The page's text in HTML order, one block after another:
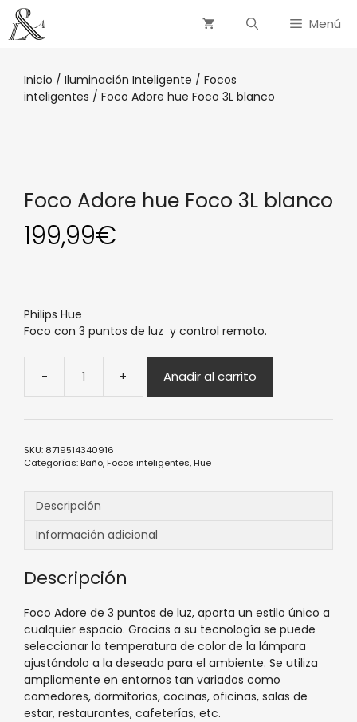
Saltar
contenido
Menú
Inicio / Iluminación Inteligente / Focos
inteligentes / Foco Adore hue Foco 3L blanco
Foco Adore hue Foco 3L blanco
199,99€
Philips Hue
Foco con 3 puntos de luz y control remoto.
Foco
Adore
hue
blanco
Añadir al carrito
SKU: 8719514340916
Categorías:Baño,Focos inteligentes,Hue
Descripción
Información adicional
Descripción
Foco Adore de 3 puntos de luz, aporta un estilo único a
cualquier espacio. Gracias a su tecnología se puede
seleccionar la temperatura de color de la lámpara
ajustándolo a la deseada para el ambiente. Se utiliza
ampliamente en entornos tan variados como
comedores, dormitorios, cocinas, oficinas, salas de
estar, restaurantes, cafeterías, etc.